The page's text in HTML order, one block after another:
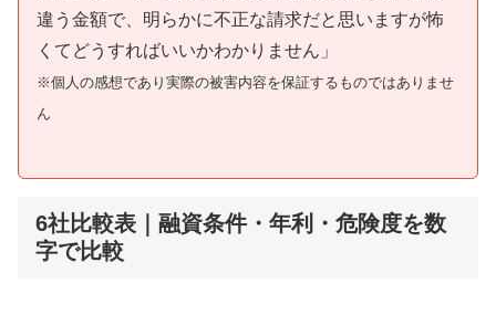
違う金額で、明らかに不正な請求だと思いますが怖
くてどうすればいいかわかりません」
※個人の感想であり実際の被害内容を保証するものではありませ
ん
6社比較表｜融資条件・年利・危険度を数
字で比較